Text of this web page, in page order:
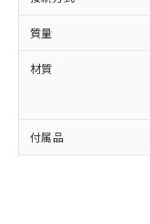
質量
材質
付属品
オム
在庫
事前
示し
マイ
ビス）
図的な使用が
部品在庫の
月が前後す
※2 環境
「ｅ」：有
準値以下で
「10」：通
質が外部に
ル、
武器
使用
当社
場合
該第
販売
法に
白
情